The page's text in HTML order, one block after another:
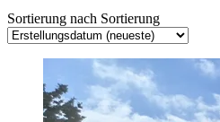
Sortierung nach Sortierung